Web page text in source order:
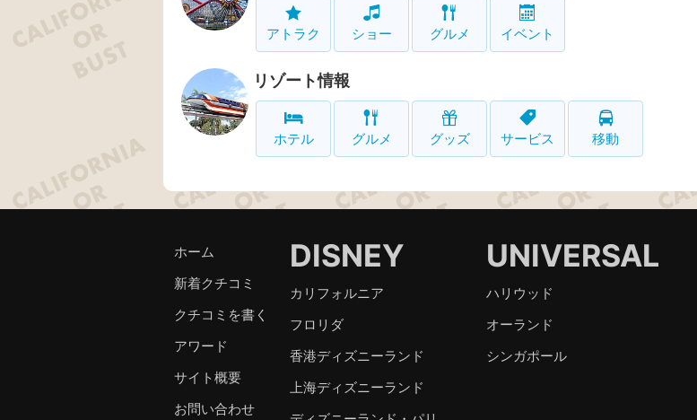
アトラク ショー グルメ イベント
リゾート情報
ホテル グルメ グッズ サービス 移動
ホーム
新着クチコミ
クチコミを書く
アワード
サイト概要
お問い合わせ
DISNEY
カリフォルニア
フロリダ
香港ディズニーランド
上海ディズニーランド
UNIVERSAL
ハリウッド
オーランド
シンガポール